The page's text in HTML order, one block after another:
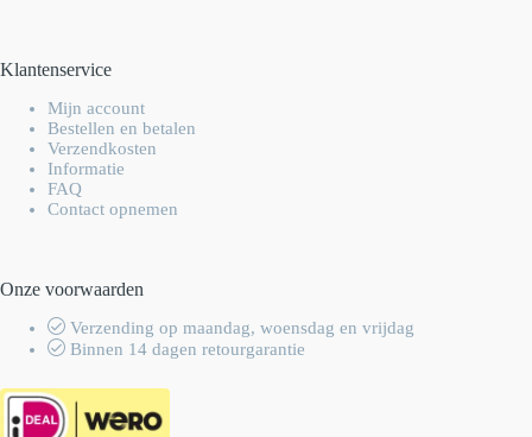
Klantenservice
Mijn account
Bestellen en betalen
Verzendkosten
Informatie
FAQ
Contact opnemen
Onze voorwaarden
Verzending op maandag, woensdag en vrijdag
Binnen 14 dagen retourgarantie